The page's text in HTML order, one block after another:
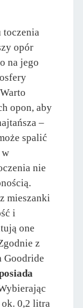
toczenia
opór
na jego
opon, aby
–
spalić
w
nie
mieszanki
i
one
z
Goodride
ok. 0,2 litra